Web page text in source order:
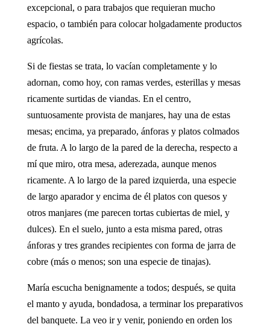
excepcional, o para trabajos que requieran mucho
espacio, o también para colocar holgadamente productos
agrícolas.
Si de fiestas se trata, lo vacían completamente y lo
adornan, como hoy, con ramas verdes, esterillas y mesas
ricamente surtidas de viandas. En el centro,
suntuosamente provista de manjares, hay una de estas
mesas; encima, ya preparado, ánforas y platos colmados
de fruta. A lo largo de la pared de la derecha, respecto a
mí que miro, otra mesa, aderezada, aunque menos
ricamente. A lo largo de la pared izquierda, una especie
de largo aparador y encima de él platos con quesos y
otros manjares (me parecen tortas cubiertas de miel, y
dulces). En el suelo, junto a esta misma pared, otras
ánforas y tres grandes recipientes con forma de jarra de
cobre (más o menos; son una especie de tinajas).
María escucha benignamente a todos; después, se quita
el manto y ayuda, bondadosa, a terminar los preparativos
del banquete. La veo ir y venir, poniendo en orden los